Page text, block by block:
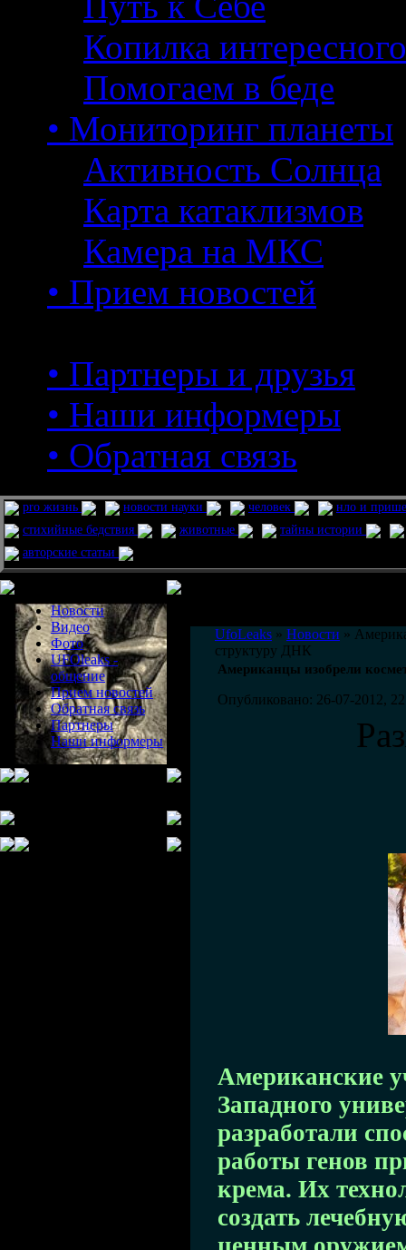
Копилка интересного
Помогаем в беде
• Мониторинг планеты
Активность Солнца
Карта катаклизмов
Камера на МКС
• Прием новостей
• Партнеры и друзья
• Наши информеры
• Обратная связь
pro жизнь новости науки человек
нло и
стихийные бедствия
животные
тайны истории
авторские статьи
Новости
Видео
Фото
UFOleaks -
общение
Прием новостей
Обратная связь
Партнеры
Наши информеры
UfoLeaks » Новости »
структуру ДНК
Американцы изобрели
Опубликовано: 26-07-2012,
Американские
Западного
разработали
работы генов
крема. Их
создать